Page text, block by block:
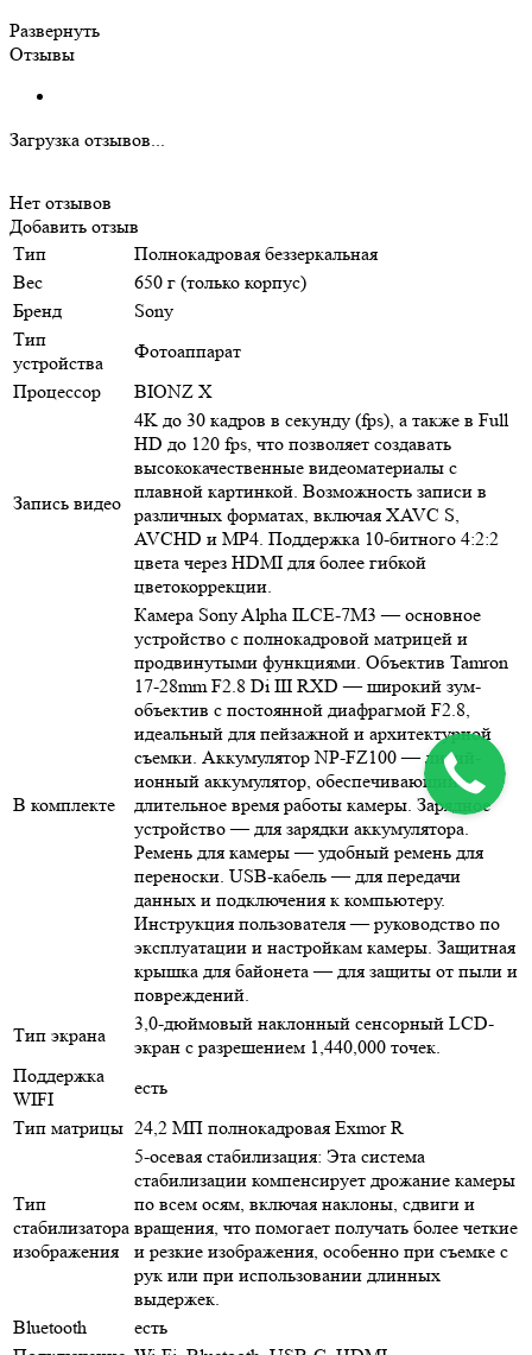
Развернуть
Отзывы
Загрузка отзывов...
Нет отзывов
Добавить отзыв
Тип
Полнокадровая беззеркальная
Вес
650 г (только корпус)
Бренд
Sony
Тип
устройства
Фотоаппарат
Процессор
BIONZ X
Запись видео
4K до 30 кадров в секунду (fps), а также в Full
HD до 120 fps, что позволяет создавать
высококачественные видеоматериалы с
плавной картинкой. Возможность записи в
различных форматах, включая XAVC S,
AVCHD и MP4. Поддержка 10-битного 4:2:2
цвета через HDMI для более гибкой
цветокоррекции.
В комплекте
Камера Sony Alpha ILCE-7M3 — основное
устройство с полнокадровой матрицей и
продвинутыми функциями. Объектив Tamron
17-28mm F2.8 Di III RXD — широкий зум-
объектив с постоянной диафрагмой F2.8,
идеальный для пейзажной и архитектурной
съемки. Аккумулятор NP-FZ100 — литий-
ионный аккумулятор, обеспечивающий
длительное время работы камеры. Зарядное
устройство — для зарядки аккумулятора.
Ремень для камеры — удобный ремень для
переноски. USB-кабель — для передачи
данных и подключения к компьютеру.
Инструкция пользователя — руководство по
эксплуатации и настройкам камеры. Защитная
крышка для байонета — для защиты от пыли и
повреждений.
Тип экрана
3,0-дюймовый наклонный сенсорный LCD-
экран с разрешением 1,440,000 точек.
Поддержка
WIFI
есть
Тип матрицы 24,2 МП полнокадровая Exmor R
Тип
стабилизатора
изображения
5-осевая стабилизация: Эта система
стабилизации компенсирует дрожание камеры
по всем осям, включая наклоны, сдвиги и
вращения, что помогает получать более четкие
и резкие изображения, особенно при съемке с
рук или при использовании длинных
выдержек.
Bluetooth
есть